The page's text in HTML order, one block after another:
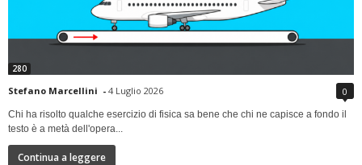
280
Stefano Marcellini - 4 Luglio 2026 0
Chi ha risolto qualche esercizio di fisica sa bene che chi ne capisce a fondo il
testo è a metà dell'opera...
Continua a leggere